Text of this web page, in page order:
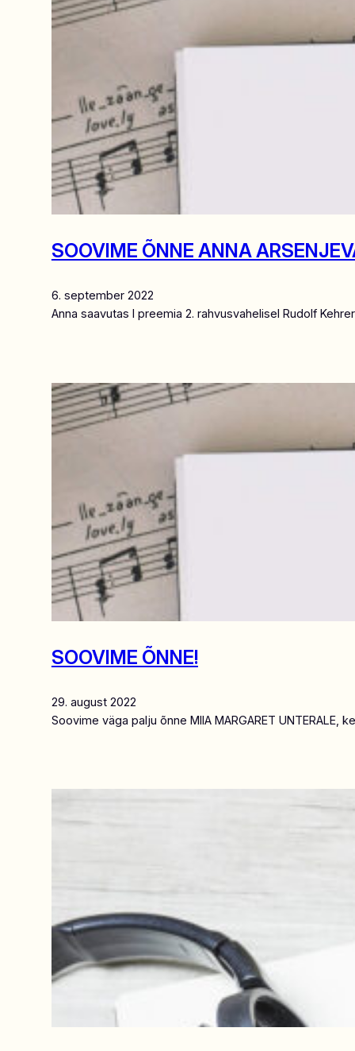
SOOVIME ÕNNE ANNA
6. september 2022
Anna saavutas I preemia 2. rahvusvahelisel Rudolf
SOOVIME ÕNNE!
29. august 2022
Soovime väga palju õnne MIIA MARGARET